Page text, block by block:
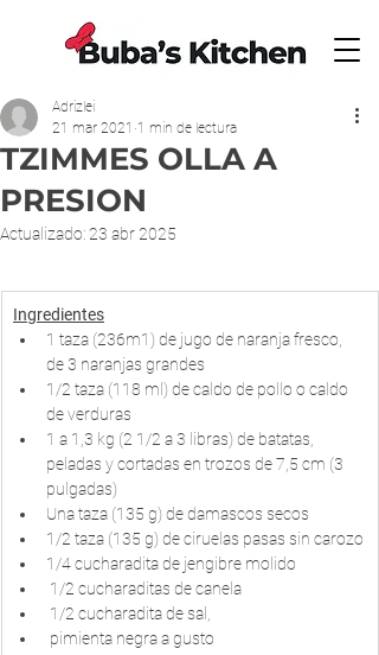
TZIMMES OLLA A
PRESION
Adrizlei
21 mar 2021 1 min de lectura
Actualizado:23 abr 2025
Ingredientes
1 taza (236m1) de jugo de naranja fresco,
de 3 naranjas grandes
1/2 taza (118 ml) de caldo de pollo o caldo
de verduras
1 a 1,3 kg (2 1/2 a 3 libras) de batatas,
peladas y cortadas en trozos de 7,5 cm (3
pulgadas)
Una taza (135 g) de damascos secos
1/2 taza (135 g) de ciruelas pasas sin carozo
1/4 cucharadita de jengibre molido
1/2 cucharaditas de canela
1/2 cucharadita de sal,
pimienta negra a gusto